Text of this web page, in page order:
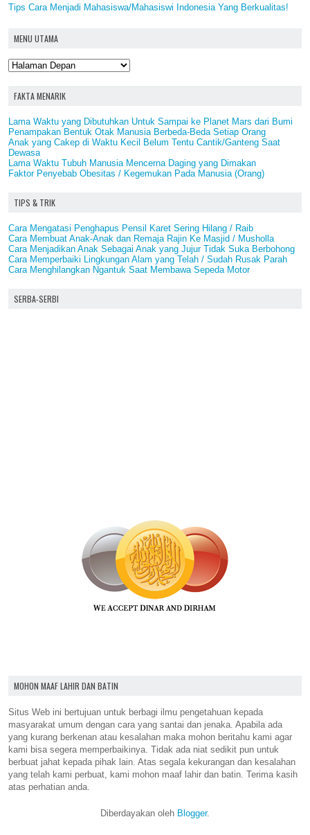
Tips Cara Menjadi Mahasiswa/Mahasiswi Indonesia Yang Berkualitas!
MENU UTAMA
FAKTA MENARIK
Lama Waktu yang Dibutuhkan Untuk Sampai ke Planet Mars dari Bumi
Penampakan Bentuk Otak Manusia Berbeda-Beda Setiap Orang
Anak yang Cakep di Waktu Kecil Belum Tentu Cantik/Ganteng Saat
Dewasa
Lama Waktu Tubuh Manusia Mencerna Daging yang Dimakan
Faktor Penyebab Obesitas / Kegemukan Pada Manusia (Orang)
TIPS & TRIK
Cara Mengatasi Penghapus Pensil Karet Sering Hilang / Raib
Cara Membuat Anak-Anak dan Remaja Rajin Ke Masjid / Musholla
Cara Menjadikan Anak Sebagai Anak yang Jujur Tidak Suka Berbohong
Cara Memperbaiki Lingkungan Alam yang Telah / Sudah Rusak Parah
Cara Menghilangkan Ngantuk Saat Membawa Sepeda Motor
SERBA-SERBI
MOHON MAAF LAHIR DAN BATIN
Situs Web ini bertujuan untuk berbagi ilmu pengetahuan kepada
masyarakat umum dengan cara yang santai dan jenaka. Apabila ada
yang kurang berkenan atau kesalahan maka mohon beritahu kami agar
kami bisa segera memperbaikinya. Tidak ada niat sedikit pun untuk
berbuat jahat kepada pihak lain. Atas segala kekurangan dan kesalahan
yang telah kami perbuat, kami mohon maaf lahir dan batin. Terima kasih
atas perhatian anda.
Diberdayakan oleh Blogger.